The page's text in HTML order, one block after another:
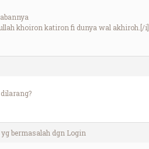
khoiron katiron fi dunya wal akhiroh.[/i]
bermasalah dgn Login